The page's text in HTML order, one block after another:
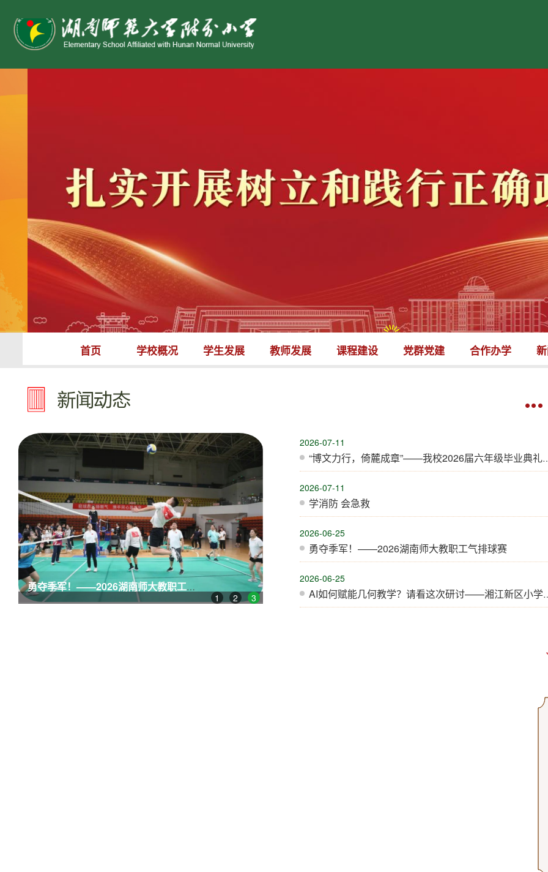
首页 学校概况 学生发展 教师发展 课程建设 党群党建 合作办学
1 2 3
勇夺季军！——2026湖南师大教职工气排球赛
2026-07-11
“博文力行，倚麓成章”——我校2026届六年级毕业典礼顺利举行
2026-07-11
学消防 会急救
2026-06-25
勇夺季军！——2026湖南师大教职工气排球赛
2026-06-25
AI如何赋能几何教学？请看这次研讨——湘江新区小学数学青教会活动